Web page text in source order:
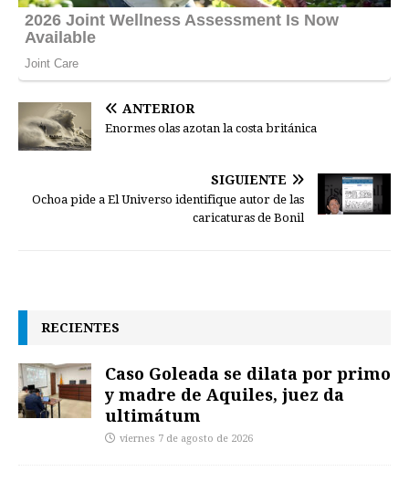
ANTERIOR
Enormes olas azotan la costa británica
SIGUIENTE
Ochoa pide a El Universo identifique autor de las
caricaturas de Bonil
RECIENTES
Caso Goleada se dilata por primo
y madre de Aquiles, juez da
ultimátum
viernes 7 de agosto de 2026